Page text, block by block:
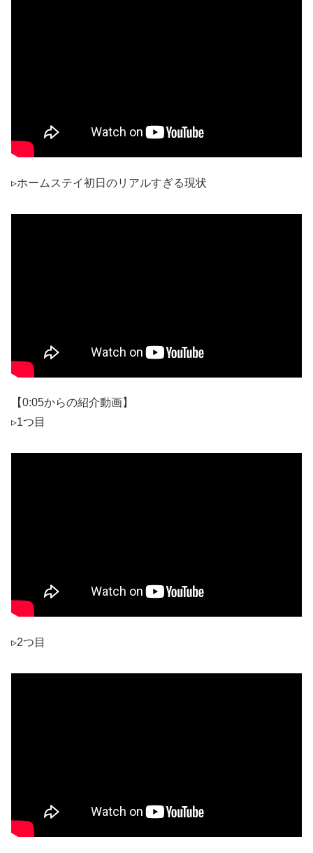
▹ホームステイ初日のリアルすぎる現状
【0:05からの紹介動画】
▹1つ目
▹2つ目